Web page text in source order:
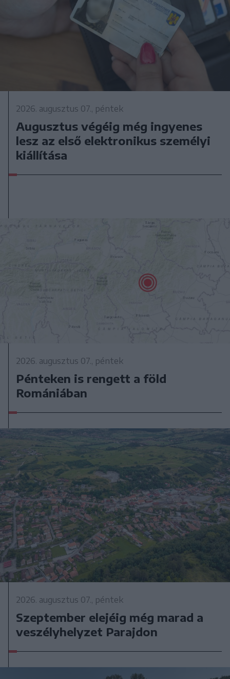
2026. augusztus 07., péntek
Augusztus végéig még ingyenes
lesz az első elektronikus személyi
kiállítása
2026. augusztus 07., péntek
Pénteken is rengett a föld
Romániában
2026. augusztus 07., péntek
Szeptember elejéig még marad a
veszélyhelyzet Parajdon